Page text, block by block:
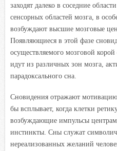
заходят далеко в соседние
сенсорных областей мозга, в
возбуждают высшие мозговые
Появляющиеся в этой фазе
осуществляемого мозговой
идут из различных зон мозга,
парадоксального сна.
Сновидения отражают
бы всплывает, когда клетки
возбуждающие импульсы
инстинкты. Сны служат
нереализованных желаний